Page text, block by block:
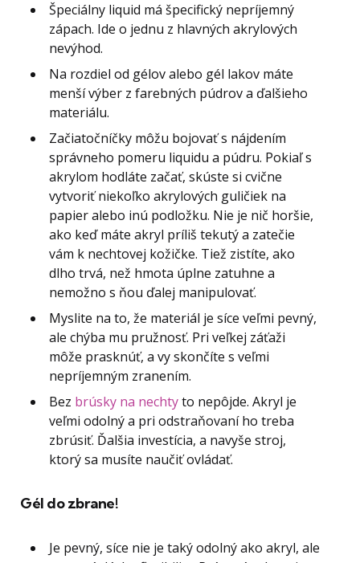
Špeciálny liquid má špecifický nepríjemný
zápach. Ide o jednu z hlavných akrylových
nevýhod.
Na rozdiel od gélov alebo gél lakov máte
menší výber z farebných púdrov a ďalšieho
materiálu.
Začiatočníčky môžu bojovať s nájdením
správneho pomeru liquidu a púdru. Pokiaľ s
akrylom hodláte začať, skúste si cvične
vytvoriť niekoľko akrylových guličiek na
papier alebo inú podložku. Nie je nič horšie,
ako keď máte akryl príliš tekutý a zatečie
vám k nechtovej kožičke. Tiež zistíte, ako
dlho trvá, než hmota úplne zatuhne a
nemožno s ňou ďalej manipulovať.
Myslite na to, že materiál je síce veľmi pevný,
ale chýba mu pružnosť. Pri veľkej záťaži
môže prasknúť, a vy skončíte s veľmi
nepríjemným zranením.
Bez brúsky na nechtyto nepôjde. Akryl je
veľmi odolný a pri odstraňovaní ho treba
zbrúsiť. Ďalšia investícia, a navyše stroj,
ktorý sa musíte naučiť ovládať.
Gél do zbrane!
Je pevný, síce nie je taký odolný ako akryl, ale